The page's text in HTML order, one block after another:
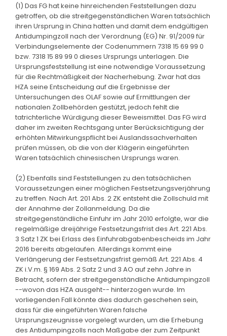
(1) Das FG hat keine hinreichenden Feststellungen dazu
getroffen, ob die streitgegenständlichen Waren tatsächlich
ihren Ursprung in China hatten und damit dem endgültigen
Antidumpingzoll nach der Verordnung (EG) Nr. 91/2009 für
Verbindungselemente der Codenummern 7318 15 69 99 0
bzw. 7318 15 89 99 0 dieses Ursprungs unterlagen. Die
Ursprungsfeststellung ist eine notwendige Voraussetzung
für die Rechtmäßigkeit der Nacherhebung. Zwar hat das
HZA seine Entscheidung auf die Ergebnisse der
Untersuchungen des OLAF sowie auf Ermittlungen der
nationalen Zollbehörden gestützt, jedoch fehlt die
tatrichterliche Würdigung dieser Beweismittel. Das FG wird
daher im zweiten Rechtsgang unter Berücksichtigung der
erhöhten Mitwirkungspflicht bei Auslandssachverhalten
prüfen müssen, ob die von der Klägerin eingeführten
Waren tatsächlich chinesischen Ursprungs waren.
(2) Ebenfalls sind Feststellungen zu den tatsächlichen
Voraussetzungen einer möglichen Festsetzungsverjährung
zu treffen. Nach Art. 201 Abs. 2 ZK entsteht die Zollschuld mit
der Annahme der Zollanmeldung. Da die
streitgegenständliche Einfuhr im Jahr 2010 erfolgte, war die
regelmäßige dreijährige Festsetzungsfrist des Art. 221 Abs.
3 Satz 1 ZK bei Erlass des Einfuhrabgabenbescheids im Jahr
2016 bereits abgelaufen. Allerdings kommt eine
Verlängerung der Festsetzungsfrist gemäß Art. 221 Abs. 4
ZK i.V.m. § 169 Abs. 2 Satz 2 und 3 AO auf zehn Jahre in
Betracht, sofern der streitgegenständliche Antidumpingzoll
--wovon das HZA ausgeht-- hinterzogen wurde. Im
vorliegenden Fall könnte dies dadurch geschehen sein,
dass für die eingeführten Waren falsche
Ursprungszeugnisse vorgelegt wurden, um die Erhebung
des Antidumpingzolls nach Maßgabe der zum Zeitpunkt